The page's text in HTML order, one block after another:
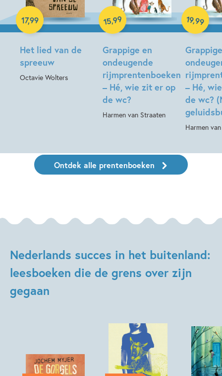
Het lied van de
spreeuw
Octavie Wolters
17,99
Hardcover
Grappige en
ondeugende
rijmprentenboeken
– Hé, wie zit er op
de wc?
Harmen van Straaten
15,99
Hardcover
– Hé,
de wc?
Harmen
19,99
Hardcover
Ontdek alle prentenboeken
Nederlands succes in het buitenland:
leesboeken die de grens over zijn
gegaan